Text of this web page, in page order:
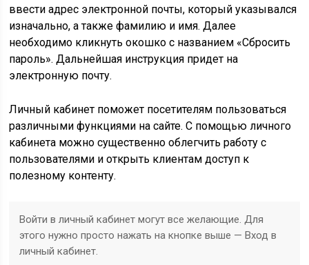
ввести адрес электронной почты, который указывался
изначально, а также фамилию и имя. Далее
необходимо кликнуть окошко с названием «Сбросить
пароль». Дальнейшая инструкция придет на
электронную почту.
Личный кабинет поможет посетителям пользоваться
различными функциями на сайте. С помощью личного
кабинета можно существенно облегчить работу с
пользователями и открыть клиентам доступ к
полезному контенту.
Войти в личный кабинет могут все желающие. Для
этого нужно просто нажать на кнопке выше — Вход в
личный кабинет.